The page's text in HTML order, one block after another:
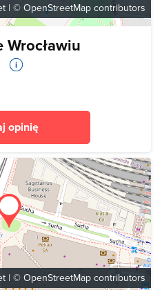
| © OpenStreetMap contributors
opinię
| © OpenStreetMap contributors